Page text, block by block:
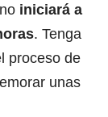
iniciará a
. Tenga
proceso de
unas